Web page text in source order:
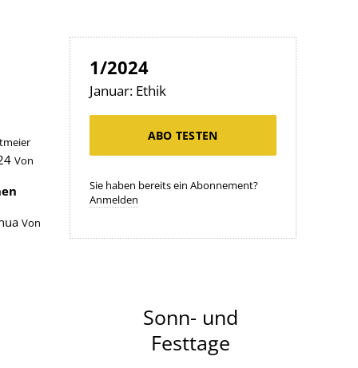
Von
Von
1/2024
:
Januar: Ethik
ABO TESTEN
Sie haben bereits ein Abonnement?
Anmelden
Sonn- und
Festtage